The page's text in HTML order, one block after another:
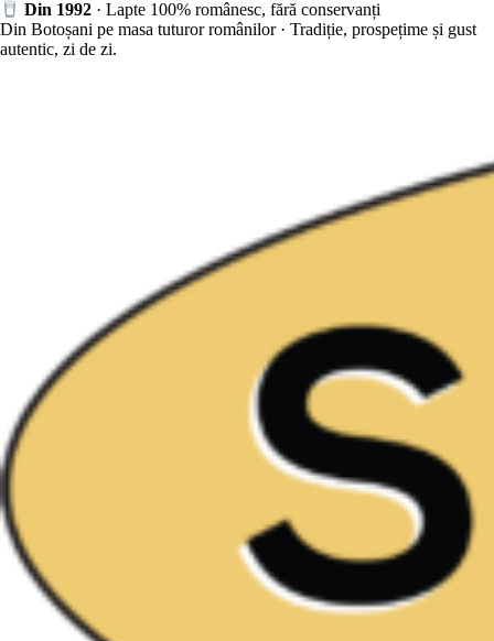
Sari
la
conținut
Din 1992 · Lapte 100% românesc, fără conservanți
Din Botoșani pe masa tuturor românilor · Tradiție, prospețime și gust
autentic, zi de zi.